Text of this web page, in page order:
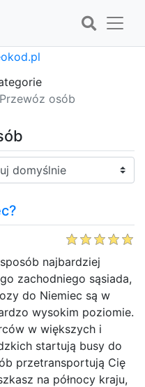
Przewóz osób
najbardziej
zachodniego sąsiada,
do Niemiec są w
wysokim poziomie.
w większych i
startują busy do
przetransportują Cię
na północy kraju,